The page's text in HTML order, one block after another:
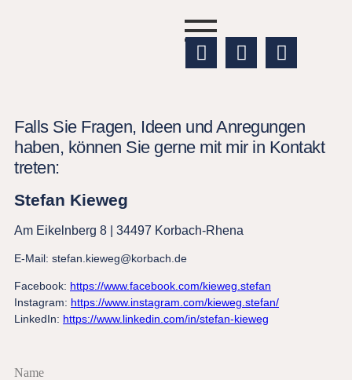
Falls Sie Fragen, Ideen und Anregungen
haben, können Sie gerne mit mir in Kontakt
treten:
Stefan Kieweg
Am Eikelnberg 8 | 34497 Korbach-Rhena
E-Mail: stefan.kieweg@korbach.de
Facebook: https://www.facebook.com/kieweg.stefan
Instagram: https://www.instagram.com/kieweg.stefan/
LinkedIn: https://www.linkedin.com/in/stefan-kieweg
Name